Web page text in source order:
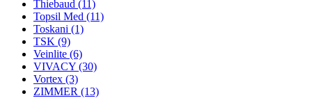
Thiebaud (11)
Topsil Med (11)
Toskani (1)
TSK (9)
Veinlite (6)
VIVACY (30)
Vortex (3)
ZIMMER (13)